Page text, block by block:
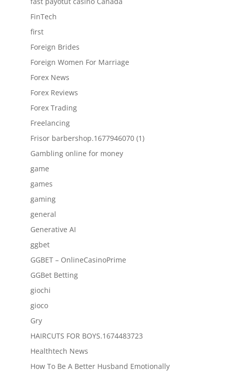
FinTech
first
Foreign Brides
Foreign Women For Marriage
Forex News
Forex Reviews
Forex Trading
Freelancing
Frisor barbershop.1677946070 (1)
Gambling online for money
game
games
gaming
general
Generative AI
ggbet
GGBET – OnlineCasinoPrime
GGBet Betting
giochi
gioco
Gry
HAIRCUTS FOR BOYS.1674483723
Healthtech News
How To Be A Better Husband Emotionally